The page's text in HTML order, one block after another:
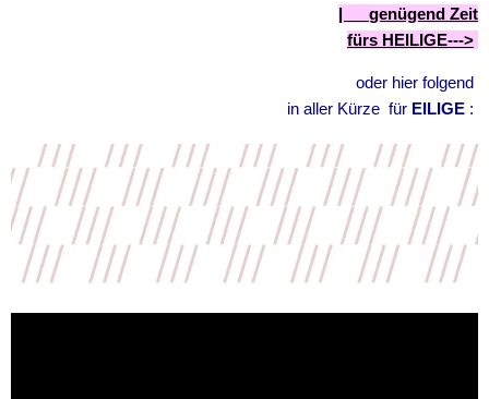
| genügend Zeit
fürs HEILIGE--->
oder hier folgend
in aller Kürze für EILIGE :